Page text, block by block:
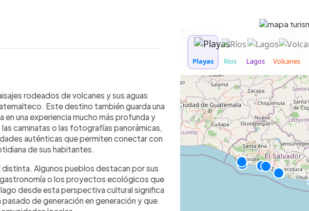
paisajes impresionantes y paseos
culturales que permiten
a través de tradiciones vivas
Laguna, los visitantes pueden
sobre la producción de miel
destacan los talleres de
Lacustre de Atitlán o disfrutar
ancestrales de la región.
rodeados de volcanes y sus aguas
Este destino también guarda una
una experiencia mucho más profunda y
caminatas o las fotografías panorámicas,
auténticas que permiten conectar con
de sus habitantes.
Algunos pueblos destacan por sus
o los proyectos ecológicos que
desde esta perspectiva cultural significa
de generación en generación y que